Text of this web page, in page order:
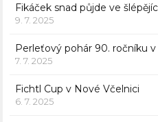
Fikáček snad půjde ve
9. 7. 2025
Perleťový pohár 90. ročníku v
7. 7. 2025
Fichtl Cup v Nové Včelnici
6. 7. 2025